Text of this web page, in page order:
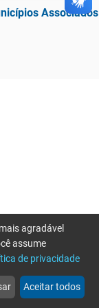
Associados
more_horiz
Mais
agradável
assume
de privacidade
Aceitar todos